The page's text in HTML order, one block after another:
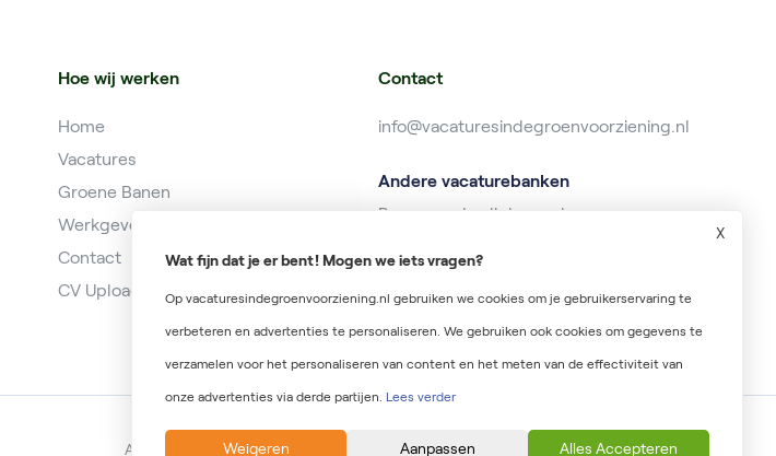
Hoe wij werken
Home
Vacatures
Groene Banen
Werkgever
Contact
CV Uploaden
Contact
info@vacaturesindegroenvoorziening.nl
Andere vacaturebanken
Banenzonderdiploma.nl
Algemene voorwaarden Privacyverklaring Onderdeel van Irys Vacaturelab
Wat fijn dat je er bent! Mogen we iets vragen?
Op vacaturesindegroenvoorziening.nl gebruiken we cookies om je gebruikerservaring te
verbeteren en advertenties te personaliseren. We gebruiken ook cookies om gegevens te
verzamelen voor het personaliseren van content en het meten van de effectiviteit van
onze advertenties via derde partijen. Lees verder
Weigeren Aanpassen Alles Accepteren
X